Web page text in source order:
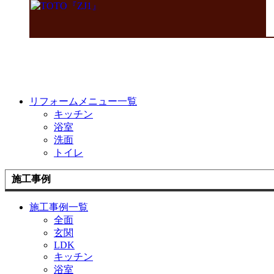
リフォームメニュー一覧
キッチン
浴室
洗面
トイレ
施工事例
施工事例一覧
全面
玄関
LDK
キッチン
浴室